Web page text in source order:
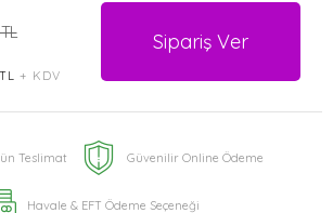
+ KDV
Sipariş Ver
Teslimat Güvenilir Online Ödeme
Havale & EFT Ödeme Seçeneği